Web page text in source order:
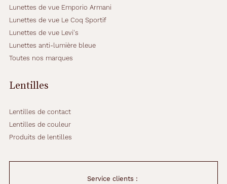
Lunettes de vue Emporio Armani
Lunettes de vue Le Coq Sportif
Lunettes de vue Levi's
Lunettes anti-lumière bleue
Toutes nos marques
Lentilles
Lentilles de contact
Lentilles de couleur
Produits de lentilles
Service clients :